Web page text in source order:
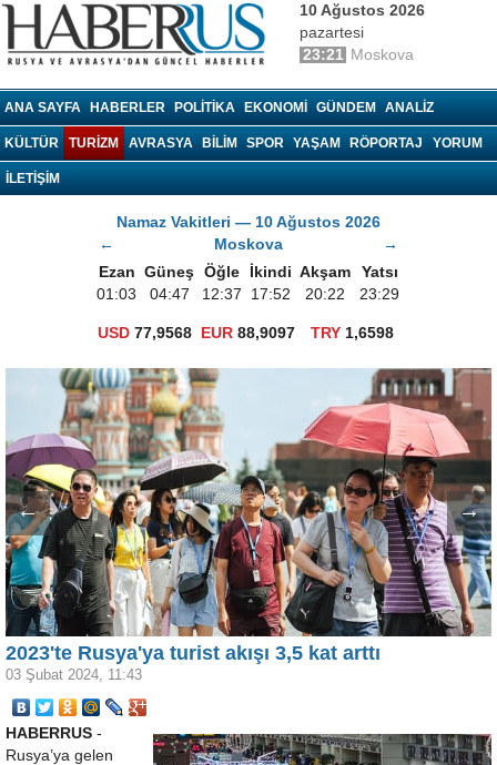
10 Ağustos 2026
pazartesi
23:21 Moskova
ANA SAYFA HABERLER POLITIKA EKONOMI GÜNDEM ANALIZ
KÜLTÜR TURIZM AVRASYA BILIM SPOR YAŞAM RÖPORTAJ YORUM
İLETİŞİM
Namaz Vakitleri — 10 Ağustos 2026
←
Moskova
→
Ezan Güneş Öğle İkindi Akşam
Yatsı
01:03
04:47 12:37 17:52 20:22 23:29
USD 77,9568 EUR 88,9097 TRY1,6598
← →
2023'te Rusya'ya turist akışı 3,5 kat arttı
03 Şubat 2024, 11:43
HABERRUS -
Rusya’ya gelen